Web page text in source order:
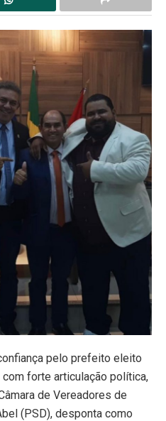
pelo prefeito eleito
com forte articulação política,
de Vereadores de
(PSD), desponta como